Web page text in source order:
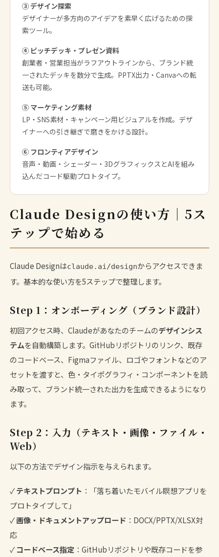
③ デザイン探索
デザイナーが多方向のアイデアを素早く広げるための探
索ツール。
④ ピッチデッキ・プレゼン資料
創業者・営業担当がラフアウトラインから、ブランド統
一されたデッキを数分で生成。PPTX出力・Canvaへの転
送も可能。
⑤ マーケティング素材
LP・SNS素材・キャンペーン用ビジュアルを作成。デザ
イナーへの引き継ぎで磨きをかける設計。
⑥ フロンティアデザイン
音声・動画・シェーダー・3DグラフィックスとAIを組み
込んだコード駆動プロトタイプ。
Claude Designの使い方｜5ス
テップで始める
Claude Designはclaude.ai/designからアクセスできま
す。基本的な使い方を5ステップで整理します。
Step 1：オンボーディング（ブランド設計）
初回アクセス時、Claudeがあなたのチームのデザインシス
テムを自動構築します。GitHubリポジトリのリンク、既存
のコードベース、Figmaファイル、ロゴやフォントなどのア
セットを渡すと、色・タイポグラフィ・コンポーネントを読
み取って、ブランド統一された出力を生成できるようになり
ます。
Step 2：入力（テキスト・画像・ファイル・
Web）
以下の方法でデザイン指示を与えられます。
✓テキストプロンプト ：「落ち着いたモバイル瞑想アプリを
プロトタイプして」
✓画像・ドキュメントアップロード ：DOCX/PPTX/XLSX対
応
✓コードベース指定 ：GitHubリポジトリや既存コードを参